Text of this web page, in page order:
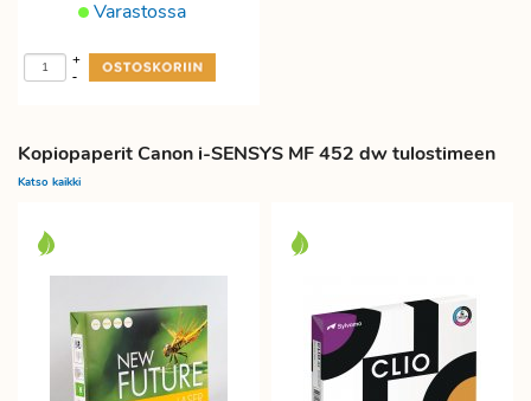
Varastossa
-
+
Kopiopaperit Canon i-SENSYS MF 452 dw tulostimeen
Katso kaikki